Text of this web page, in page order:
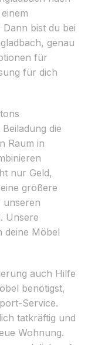
Dann bist du bei
genau
für
für dich
die
Raum in
nur Geld,
größere
unseren
Unsere
deine Möbel
auch Hilfe
benötigst,
Service.
tatkräftig und
Wohnung.